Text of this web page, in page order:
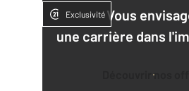
Vous
une carrière dans
Découvrir nos
Exclusivité